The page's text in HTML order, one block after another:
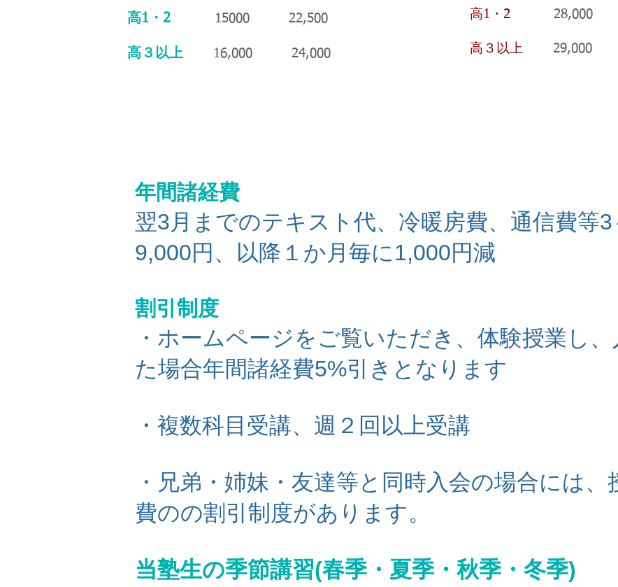
高1・2 15000 22,500
高３以上 16,000 24,000
高1・2 28,000
高３以上 29,000
​年間諸経費
翌3月までのテキスト代、冷暖房費、通信費等
9,000円、以降１か月毎に1,000円減
​割引制度
・ホームページをご覧いただき、体験授業し
た場合年間諸経費5%引きとなります
・複数科目受講、週２回以上受講
・兄弟・姉妹 ・友達等と同時入会の場合には
費のの割引制度があります。
当塾生の季節講習(春季・夏季・秋季・冬季)